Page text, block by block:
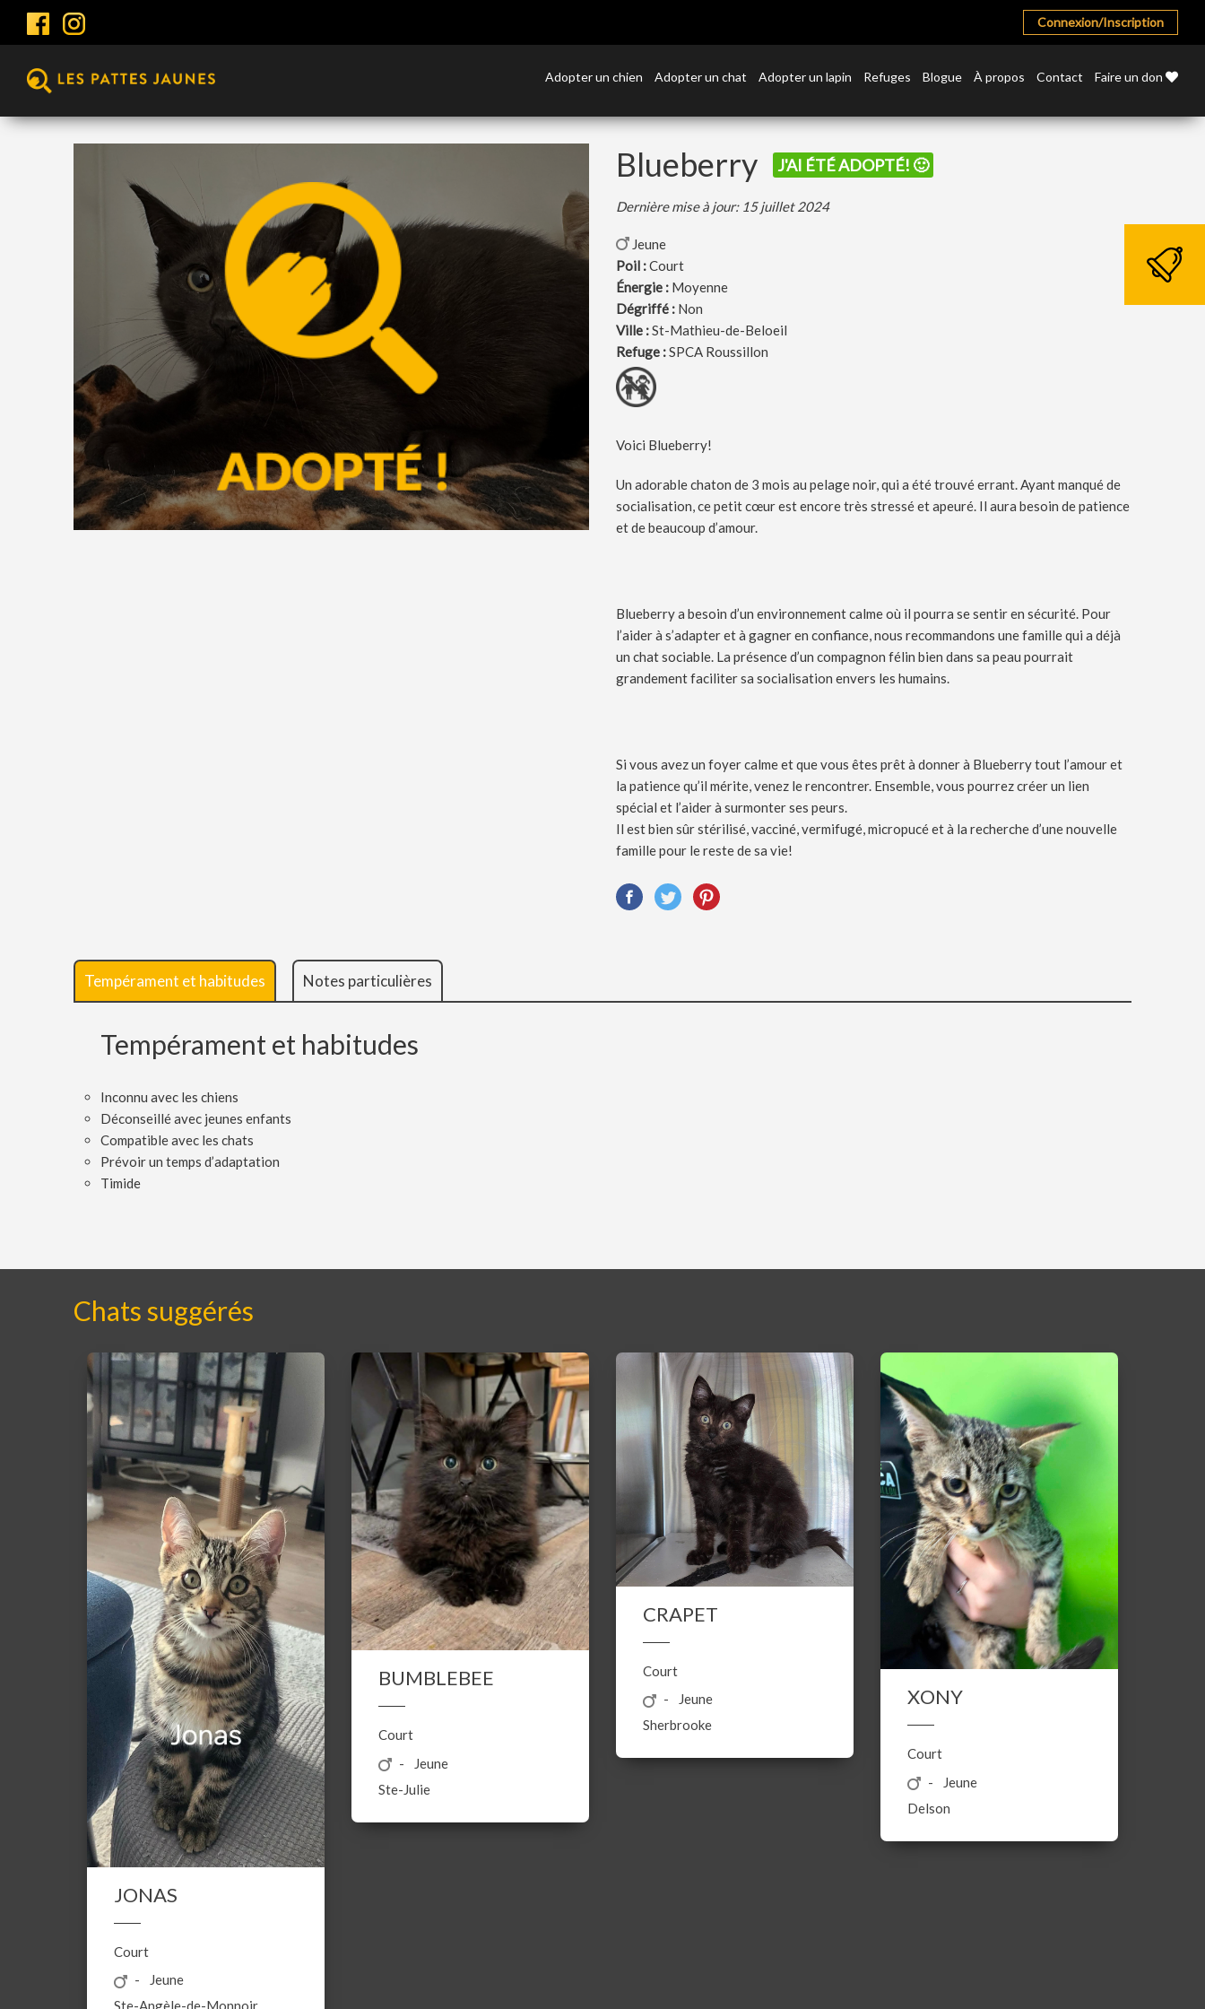
Connexion/Inscription
Adopter un chien Adopter un chat Adopter un lapin Refuges Blogue À propos Contact Faire un don
Blueberry J'AI ÉTÉ ADOPTÉ! 🙂
Dernière mise à jour: 15 juillet 2024
Jeune
Poil :Court
Énergie : Moyenne
Dégriffé : Non
Ville :St-Mathieu-de-Beloeil
Refuge :SPCA Roussillon
Voici Blueberry!
Un adorable chaton de 3 mois au pelage noir, qui a été trouvé errant. Ayant manqué de
socialisation, ce petit cœur est encore très stressé et apeuré. Il aura besoin de patience
et de beaucoup d’amour.
Blueberry a besoin d’un environnement calme où il pourra se sentir en sécurité. Pour
l’aider à s’adapter et à gagner en confiance, nous recommandons une famille qui a déjà
un chat sociable. La présence d’un compagnon félin bien dans sa peau pourrait
grandement faciliter sa socialisation envers les humains.
Si vous avez un foyer calme et que vous êtes prêt à donner à Blueberry tout l’amour et
la patience qu’il mérite, venez le rencontrer. Ensemble, vous pourrez créer un lien
spécial et l’aider à surmonter ses peurs.
Il est bien sûr stérilisé, vacciné, vermifugé, micropucé et à la recherche d’une nouvelle
famille pour le reste de sa vie!
Tempérament et habitudes Notes particulières
Tempérament et habitudes
Inconnu avec les chiens
Déconseillé avec jeunes enfants
Compatible avec les chats
Prévoir un temps d’adaptation
Timide
Chats suggérés
JONAS
Court
Jeune
Ste-Angèle-de-Monnoir
BUMBLEBEE
Court
Jeune
Ste-Julie
CRAPET
Court
Jeune
Sherbrooke
XONY
Court
Jeune
Delson